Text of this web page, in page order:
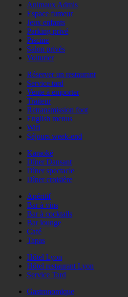
Animaux Admis
Espace fumeur
Jeux enfants
Parking privé
Piscine
Salon privés
Voiturier
Réserver un restaurant
Service tard
Vente à emporter
Traiteur
Retransmission foot
English menus
Wifi
Séjours week-end
Karaoké
Dîner Dansant
Dîner spectacle
Dîner croisière
Apéritif
Bar à vins
Bar à cocktails
Bar lounge
Café
Tapas
Hôtel Lyon
Hôtel restaurant Lyon
Service Tard
Gastronomique